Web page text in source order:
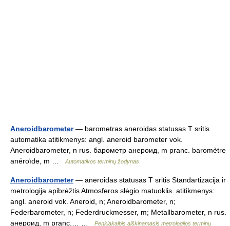
Aneroidbarometer— barometras aneroidas statusas T sritis
automatika atitikmenys: angl. aneroid barometer vok.
Aneroidbarometer, n rus. барометр анероид, m pranc. baromètre
anéroïde, m …
Automatikos terminų žodynas
Aneroidbarometer— aneroidas statusas T sritis Standartizacija ir
metrologija apibrėžtis Atmosferos slėgio matuoklis. atitikmenys:
angl. aneroid vok. Aneroid, n; Aneroidbarometer, n;
Federbarometer, n; Federdruckmesser, m; Metallbarometer, n rus.
анероид, m pranc.… …
Penkiakalbis aiškinamasis metrologijos terminų